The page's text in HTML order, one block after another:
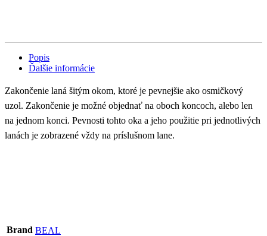
Popis
Ďalšie informácie
Zakončenie laná šitým okom, ktoré je pevnejšie ako osmičkový
uzol. Zakončenie je možné objednať na oboch koncoch, alebo len
na jednom konci. Pevnosti tohto oka a jeho použitie pri jednotlivých
lanách je zobrazené vždy na príslušnom lane.
Brand BEAL